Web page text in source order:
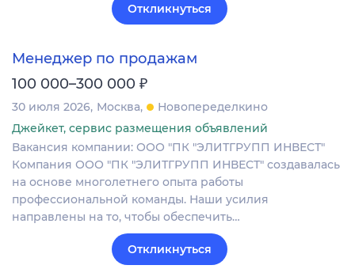
Откликнуться
Менеджер по продажам
100 000–300 000 ₽
30 июля 2026 Москва
Новопеределкино
Джейкет, сервис размещения объявлений
Вакансия компании: ООО "ПК "ЭЛИТГРУПП ИНВЕСТ"
Компания ООО "ПК "ЭЛИТГРУПП ИНВЕСТ" создавалась
на основе многолетнего опыта работы
профессиональной команды. Наши усилия
направлены на то, чтобы обеспечить…
Откликнуться